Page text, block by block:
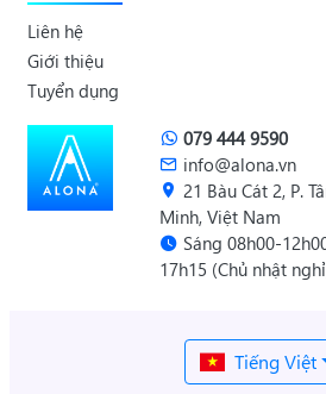
079 444 9590
info@alona.vn
21 Bàu Cát 2, P.
Minh, Việt Nam
Sáng 08h00-
17h15 (Chủ nhật
Liên hệ
Giới thiệu
Tuyển dụng
Tiếng Việt